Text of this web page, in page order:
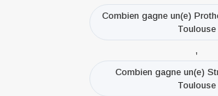
Combien gagne un(e)
Toulouse
,
Combien gagne un(e)
Toulouse